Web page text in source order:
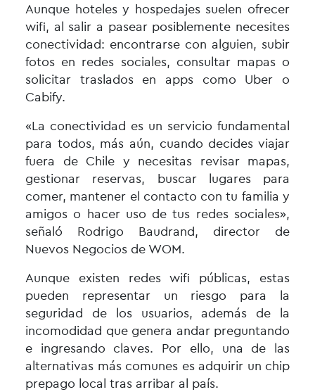
Aunque hoteles y hospedajes suelen ofrecer
wifi, al salir a pasear posiblemente necesites
conectividad: encontrarse con alguien, subir
fotos en redes sociales, consultar mapas o
solicitar traslados en apps como Uber o
Cabify.
«La conectividad es un servicio fundamental
para todos, más aún, cuando decides viajar
fuera de Chile y necesitas revisar mapas,
gestionar reservas, buscar lugares para
comer, mantener el contacto con tu familia y
amigos o hacer uso de tus redes sociales»,
señaló Rodrigo Baudrand, director de
Nuevos Negocios de WOM.
Aunque existen redes wifi públicas, estas
pueden representar un riesgo para la
seguridad de los usuarios, además de la
incomodidad que genera andar preguntando
e ingresando claves. Por ello, una de las
alternativas más comunes es adquirir un chip
prepago local tras arribar al país.